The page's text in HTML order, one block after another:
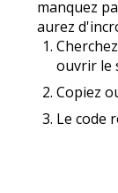
manquez
aurez
ouvrir le
Copiez
Le code